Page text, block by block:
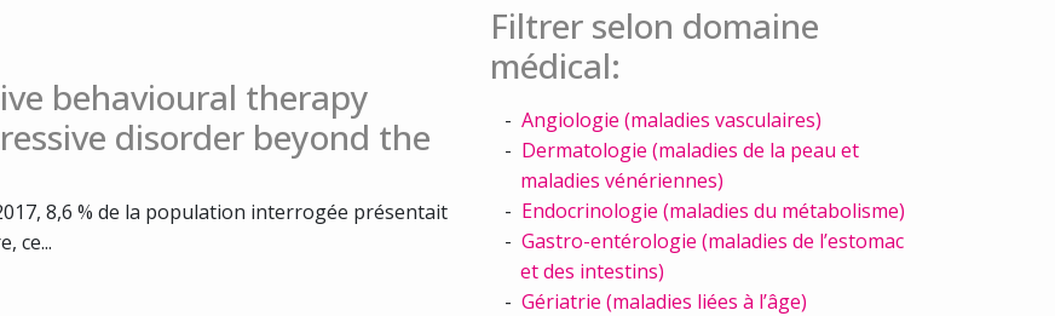
behavioural therapy
disorder beyond the
8,6 % de la population interrogée présentait
ce...
Filtrer selon domaine
médical:
Angiologie (maladies vasculaires)
Dermatologie (maladies de la peau et
maladies vénériennes)
Endocrinologie (maladies du métabolisme)
Gastro-entérologie (maladies de l’estomac
et des intestins)
Gériatrie (maladies liées à l’âge)